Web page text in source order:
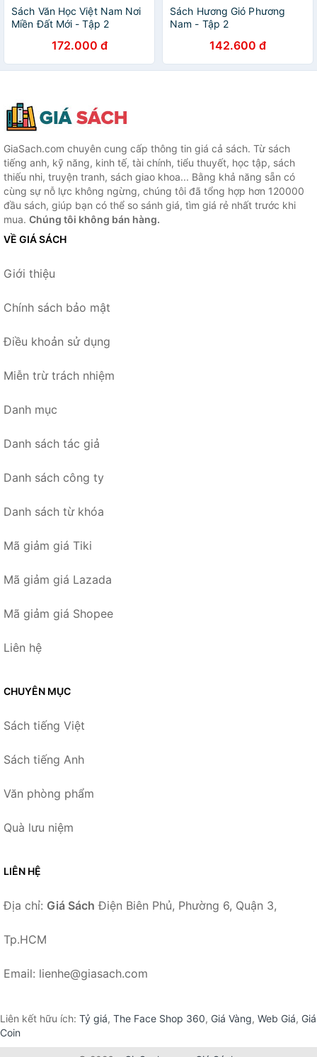
Sách Văn Học Việt Nam Nơi
Miền Đất Mới - Tập 2
172.000 đ
Sách Hương Gió Phương
Nam - Tập 2
142.600 đ
GiaSach.com chuyên cung cấp thông tin giá cả sách. Từ sách
tiếng anh, kỹ năng, kinh tế, tài chính, tiểu thuyết, học tập, sách
thiếu nhi, truyện tranh, sách giao khoa... Bằng khả năng sẵn có
cùng sự nỗ lực không ngừng, chúng tôi đã tổng hợp hơn 120000
đầu sách, giúp bạn có thể so sánh giá, tìm giá rẻ nhất trước khi
mua. Chúng tôi không bán hàng.
VỀ GIÁ SÁCH
Giới thiệu
Chính sách bảo mật
Điều khoản sử dụng
Miễn trừ trách nhiệm
Danh mục
Danh sách tác giả
Danh sách công ty
Danh sách từ khóa
Mã giảm giá Tiki
Mã giảm giá Lazada
Mã giảm giá Shopee
Liên hệ
CHUYÊN MỤC
Sách tiếng Việt
Sách tiếng Anh
Văn phòng phẩm
Quà lưu niệm
LIÊN HỆ
Địa chỉ: Giá Sách Điện Biên Phủ, Phường 6, Quận 3,
Tp.HCM
Email: lienhe@giasach.com
Liên kết hữu ích: Tỷ giá, The Face Shop 360, Giá Vàng, Web Giá, Giá
Coin